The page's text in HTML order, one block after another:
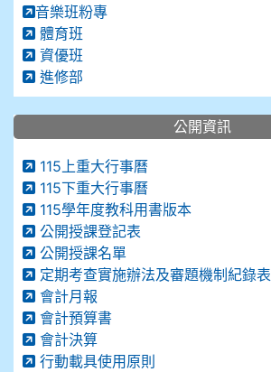
音樂班粉專
體育班
資優班
進修部
公開資訊
115上重大行事曆
115下重大行事曆
115學年度教科用書版本
公開授課登記表
公開授課名單
定期考查實施辦法及審題機制紀錄表
會計月報
會計預算書
會計決算
行動載具使用原則